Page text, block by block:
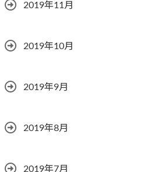
2019年11月
2019年10月
2019年9月
2019年8月
2019年7月